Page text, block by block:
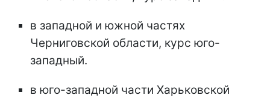
в западной и южной частях
Черниговской области, курс юго-
западный.
в юго-западной части Харьковской